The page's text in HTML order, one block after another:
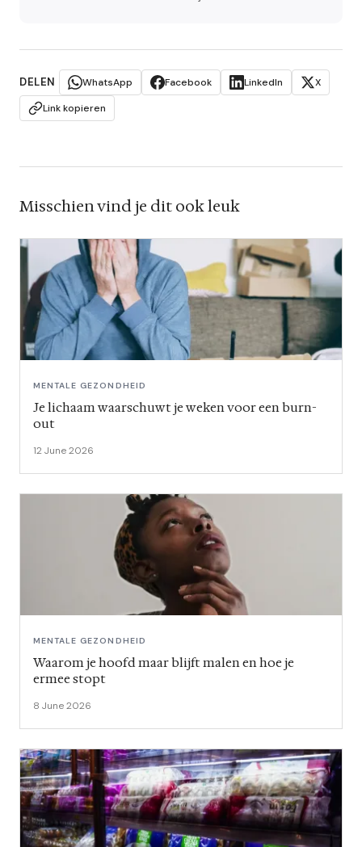
DELEN WhatsApp Facebook LinkedIn
X
Link kopieren
Misschien vind je dit ook leuk
MENTALE GEZONDHEID
Je lichaam waarschuwt je weken voor een burn-
out
12 June 2026
MENTALE GEZONDHEID
Waarom je hoofd maar blijft malen en hoe je
ermee stopt
8 June 2026